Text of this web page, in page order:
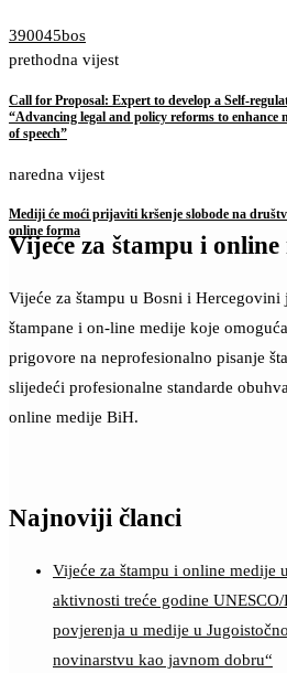
390045bos
prethodna vijest
Call for Proposal: Expert to develop a Self-
“Advancing legal and policy reforms to
of speech”
naredna vijest
Mediji će moći prijaviti kršenje slobode na
online forma
Vijeće za štampu i
Vijeće za štampu u Bosni i Hercegovini
štampane i on-line medije koje
prigovore na neprofesionalno pisanje
slijedeći profesionalne standarde
online medije BiH.
Najnoviji članci
Vijeće za štampu i online medije
aktivnosti treće godine
povjerenja u medije u
novinarstvu kao javnom dobru“